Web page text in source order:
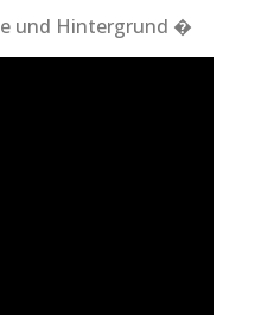
und Hintergrund �